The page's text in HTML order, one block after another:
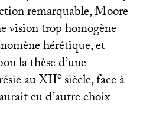
remarquable, Moore
vision trop homogène
hérétique, et
la thèse d’une
auXIIesiècle, face à
eu d’autre choix